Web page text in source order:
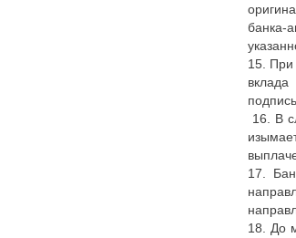
банка-
15. При
16. В
17.
18. До